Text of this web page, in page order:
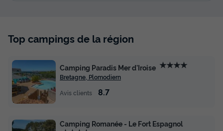
Top campings de la région
Camping Paradis Mer d'Iroise ★★★★
Bretagne, Plomodiern
Avis clients
8.7
Camping Romanée - Le Fort Espagnol